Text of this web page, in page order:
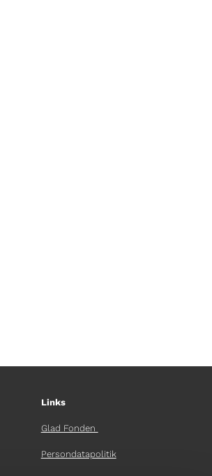
Links
Glad Fonden
Persondatapolitik